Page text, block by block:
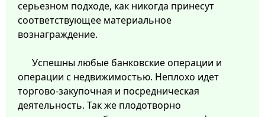
серьезном подходе, как никогда принесут
соответствующее материальное
вознаграждение.
Успешны любые банковские операции и
операции с недвижимостью. Неплохо идет
торгово-закупочная и посредническая
деятельность. Так же плодотворно